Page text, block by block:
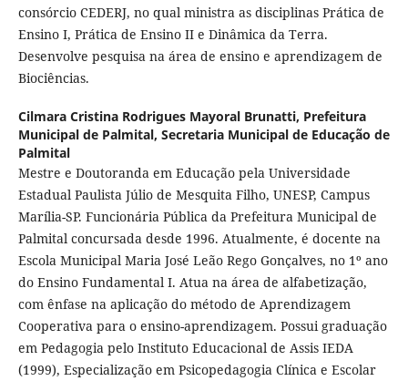
consórcio CEDERJ, no qual ministra as disciplinas Prática de
Ensino I, Prática de Ensino II e Dinâmica da Terra.
Desenvolve pesquisa na área de ensino e aprendizagem de
Biociências.
Cilmara Cristina Rodrigues Mayoral Brunatti, Prefeitura
Municipal de Palmital, Secretaria Municipal de Educação de
Palmital
Mestre e Doutoranda em Educação pela Universidade
Estadual Paulista Júlio de Mesquita Filho, UNESP, Campus
Marília-SP. Funcionária Pública da Prefeitura Municipal de
Palmital concursada desde 1996. Atualmente, é docente na
Escola Municipal Maria José Leão Rego Gonçalves, no 1º ano
do Ensino Fundamental I. Atua na área de alfabetização,
com ênfase na aplicação do método de Aprendizagem
Cooperativa para o ensino-aprendizagem. Possui graduação
em Pedagogia pelo Instituto Educacional de Assis IEDA
(1999), Especialização em Psicopedagogia Clínica e Escolar